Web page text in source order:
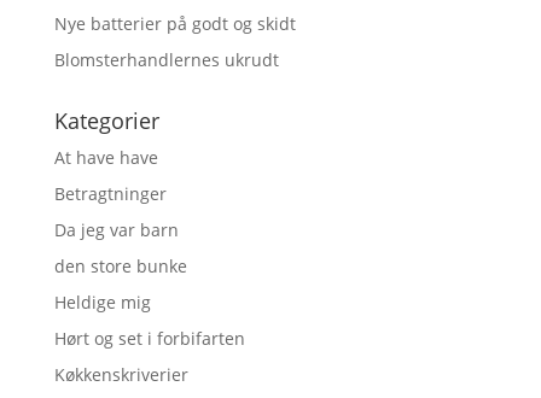
Nye batterier på godt og skidt
Blomsterhandlernes ukrudt
Kategorier
At have have
Betragtninger
Da jeg var barn
den store bunke
Heldige mig
Hørt og set i forbifarten
Køkkenskriverier